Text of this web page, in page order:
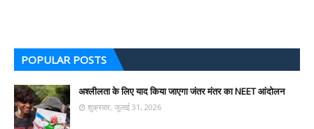
POPULAR POSTS
अश्लीलता के लिए याद किया जाएगा जंतर मंतर का NEET आंदोलन
शुक्रवार, जुलाई 31, 2026